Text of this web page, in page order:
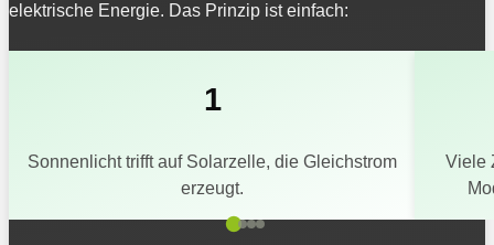
elektrische Energie. Das Prinzip ist einfach:
1
Sonnenlicht trifft auf Solarzelle, die Gleichstrom
erzeugt.
Viele